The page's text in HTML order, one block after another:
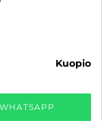
kuopio
WHATSAPP